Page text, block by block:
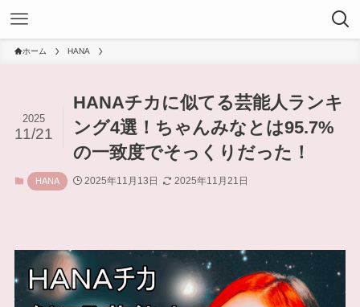
ホーム HANA
HANAチカに似てる芸能人ランキ
ング4選！ちゃんみなとは95.7%
の一致度でそっくりだった！
2025
11/21
HANA 2025年11月13日 2025年11月21日